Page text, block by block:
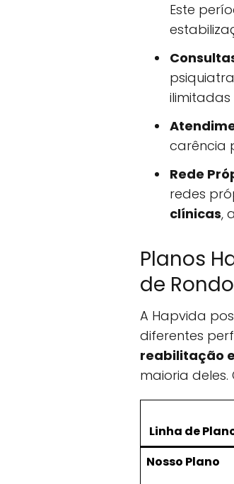
Este
carência
Rede
redes
clínicas,
Planos
de
A Hapvida
diferentes
reabilitação
maioria
Linha de
Nosso Plano